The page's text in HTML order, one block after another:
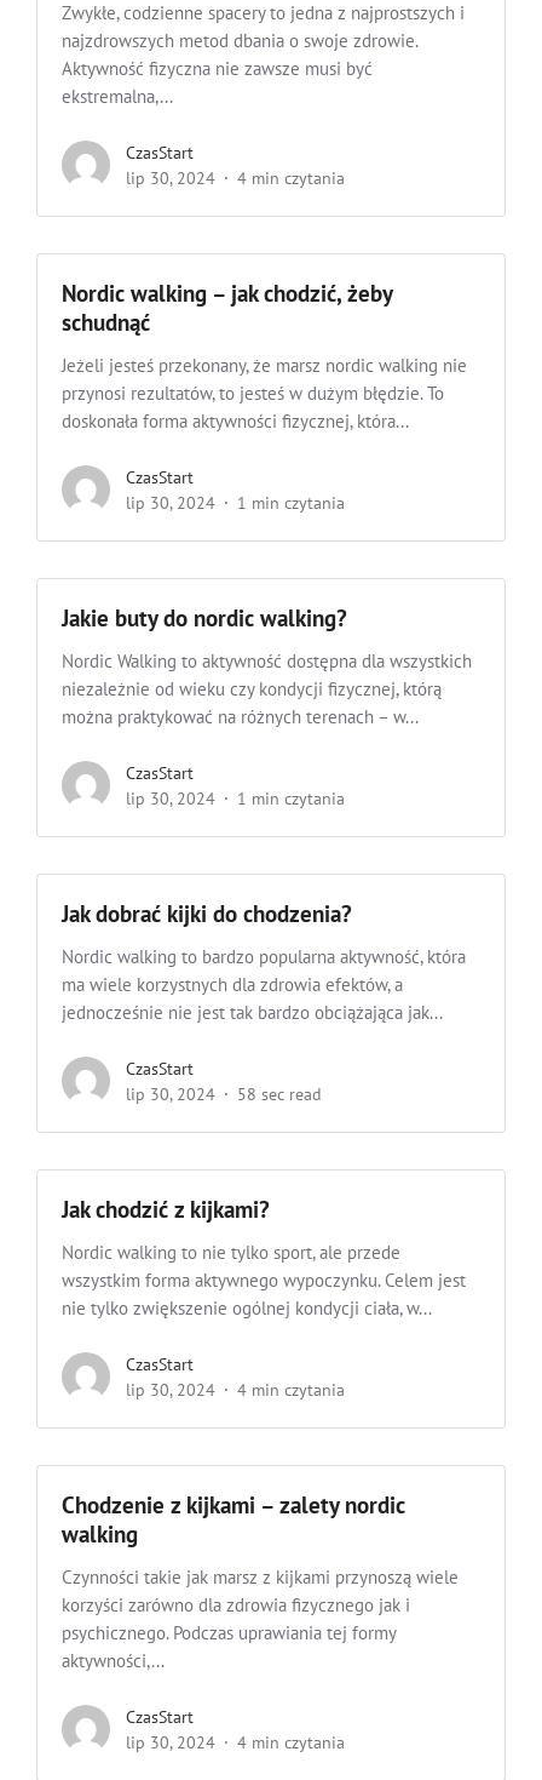
Zwykłe, codzienne spacery to jedna z najprostszych i
najzdrowszych metod dbania o swoje zdrowie.
Aktywność fizyczna nie zawsze musi być
ekstremalna,...
CzasStart
lip 30, 2024
4 min czytania
Nordic walking – jak chodzić, żeby
schudnąć
Jeżeli jesteś przekonany, że marsz nordic walking nie
przynosi rezultatów, to jesteś w dużym błędzie. To
doskonała forma aktywności fizycznej, która...
CzasStart
lip 30, 2024
1 min czytania
Jakie buty do nordic walking?
Nordic Walking to aktywność dostępna dla wszystkich
niezależnie od wieku czy kondycji fizycznej, którą
można praktykować na różnych terenach – w...
CzasStart
lip 30, 2024
1 min czytania
Jak dobrać kijki do chodzenia?
Nordic walking to bardzo popularna aktywność, która
ma wiele korzystnych dla zdrowia efektów, a
jednocześnie nie jest tak bardzo obciążająca jak...
CzasStart
lip 30, 2024
58 sec read
Jak chodzić z kijkami?
Nordic walking to nie tylko sport, ale przede
wszystkim forma aktywnego wypoczynku. Celem jest
nie tylko zwiększenie ogólnej kondycji ciała, w...
CzasStart
lip 30, 2024
4 min czytania
Chodzenie z kijkami – zalety nordic
walking
Czynności takie jak marsz z kijkami przynoszą wiele
korzyści zarówno dla zdrowia fizycznego jak i
psychicznego. Podczas uprawiania tej formy
aktywności,...
CzasStart
lip 30, 2024
4 min czytania